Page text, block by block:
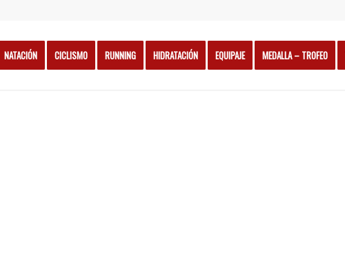
NATACIÓN CICLISMO RUNNING HIDRATACIÓN EQUIPAJE MEDALLA – TROFEO